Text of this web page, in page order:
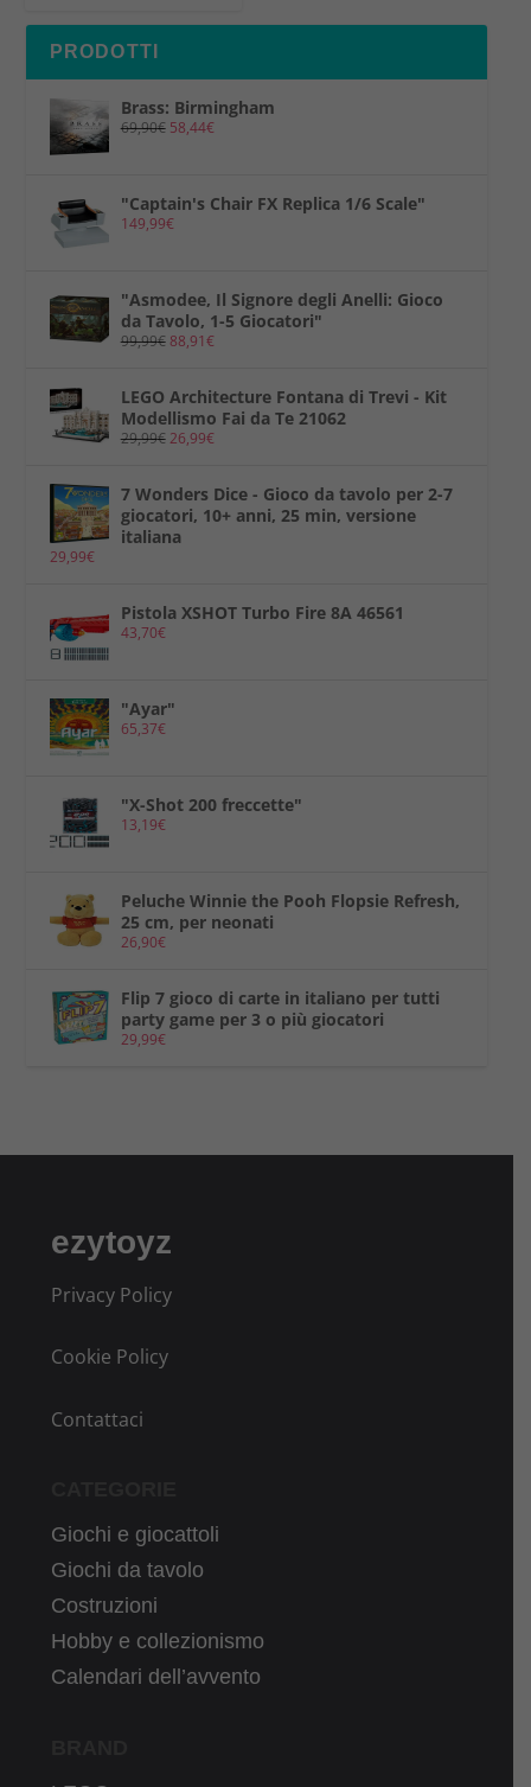
PRODOTTI
Brass: Birmingham
69,90€ 58,44€
"Captain's Chair FX Replica 1/6 Scale"
149,99€
"Asmodee, Il Signore degli Anelli: Gioco
da Tavolo, 1-5 Giocatori"
99,99€88,91€
LEGO Architecture Fontana di Trevi - Kit
Modellismo Fai da Te 21062
29,99€26,99€
7 Wonders Dice - Gioco da tavolo per 2-7
giocatori, 10+ anni, 25 min, versione
italiana
29,99€
Pistola XSHOT Turbo Fire 8A 46561
43,70€
"Ayar"
65,37€
"X-Shot 200 freccette"
13,19€
Peluche Winnie the Pooh Flopsie Refresh,
25 cm, per neonati
26,90€
Flip 7 gioco di carte in italiano per tutti
party game per 3 o più giocatori
29,99€
ezytoyz
Privacy Policy
Cookie Policy
Contattaci
Giochi e giocattoli
Giochi da tavolo
Costruzioni
Hobby e collezionismo
Calendari dell’avvento